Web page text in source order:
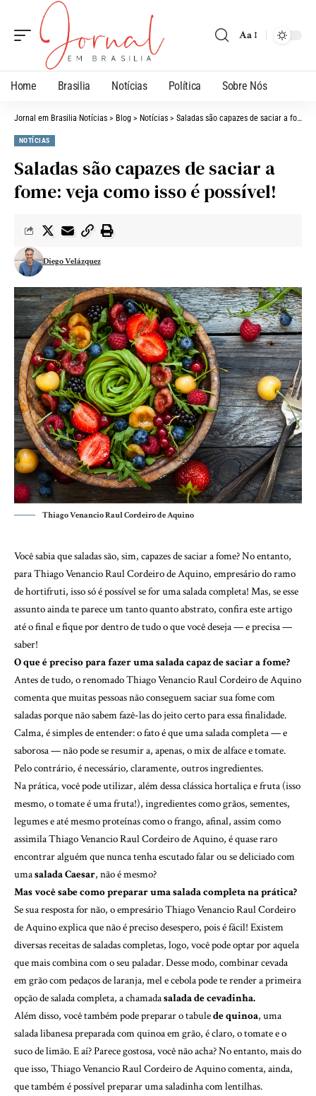
Aa
Home Brasilia Notícias Política Sobre Nós
Jornal em Brasilia Notícias > Blog > Notícias > Saladas são capazes de saciar a fome: veja como isso é possível!
NOTÍCIAS
Saladas são capazes de saciar a
fome: veja como isso é possível!
Diego Velázquez
Thiago Venancio Raul Cordeiro de Aquino
Você sabia que saladas são, sim, capazes de saciar a fome? No entanto,
para Thiago Venancio Raul Cordeiro de Aquino, empresário do ramo
de hortifruti, isso só é possível se for uma salada completa! Mas, se esse
assunto ainda te parece um tanto quanto abstrato, confira este artigo
até o final e fique por dentro de tudo o que você deseja — e precisa —
saber!
O que é preciso para fazer uma salada capaz de saciar a fome?
Antes de tudo, o renomado Thiago Venancio Raul Cordeiro de Aquino
comenta que muitas pessoas não conseguem saciar sua fome com
saladas porque não sabem fazê-las do jeito certo para essa finalidade.
Calma, é simples de entender: o fato é que uma salada completa — e
saborosa — não pode se resumir a, apenas, o mix de alface e tomate.
Pelo contrário, é necessário, claramente, outros ingredientes.
Na prática, você pode utilizar, além dessa clássica hortaliça e fruta (isso
mesmo, o tomate é uma fruta!), ingredientes como grãos, sementes,
legumes e até mesmo proteínas como o frango, afinal, assim como
assimila Thiago Venancio Raul Cordeiro de Aquino, é quase raro
encontrar alguém que nunca tenha escutado falar ou se deliciado com
umasalada Caesar, não é mesmo?
Mas você sabe como preparar uma salada completa na prática?
Se sua resposta for não, o empresário Thiago Venancio Raul Cordeiro
de Aquino explica que não é preciso desespero, pois é fácil! Existem
diversas receitas de saladas completas, logo, você pode optar por aquela
que mais combina com o seu paladar. Desse modo, combinar cevada
em grão com pedaços de laranja, mel e cebola pode te render a primeira
opção de salada completa, a chamadasalada de cevadinha.
Além disso, você também pode preparar o tabulede quinoa, uma
salada libanesa preparada com quinoa em grão, é claro, o tomate e o
suco de limão. E aí? Parece gostosa, você não acha? No entanto, mais do
que isso, Thiago Venancio Raul Cordeiro de Aquino comenta, ainda,
que também é possível preparar uma saladinha com lentilhas.